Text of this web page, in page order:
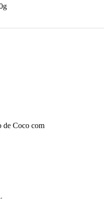
de Coco com